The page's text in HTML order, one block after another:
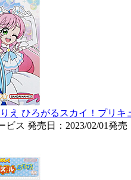
え ひろがるスカイ！プリキ
ビス 発売日：2023/02/01発売